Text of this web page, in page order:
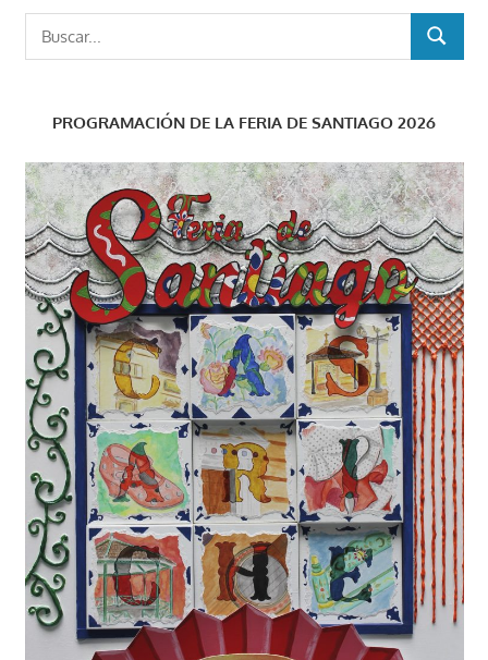
BUSCAR
PROGRAMACIÓN DE LA FERIA DE SANTIAGO 2026